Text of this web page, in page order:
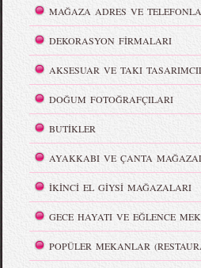
MAĞAZA ADRES VE
DEKORASYON FİRMALARI
AKSESUAR VE TAKI
DOĞUM FOTOĞRAFÇILARI
BUTİKLER
AYAKKABI VE ÇANTA
İKİNCİ EL GİYSİ MAĞAZALARI
GECE HAYATI VE EĞLENCE
POPÜLER MEKANLAR